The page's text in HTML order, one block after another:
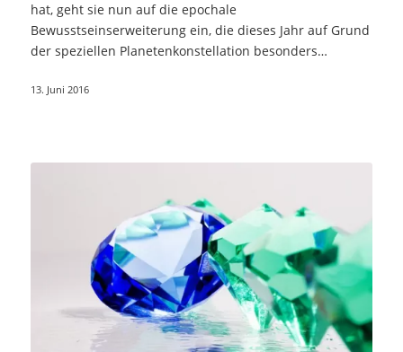
hat, geht sie nun auf die epochale
Bewusstseinserweiterung ein, die dieses Jahr auf Grund
der speziellen Planetenkonstellation besonders…
13. Juni 2016